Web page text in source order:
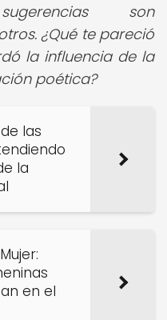
son
¿Qué te pareció
la influencia de la
poética?
las
la
en el